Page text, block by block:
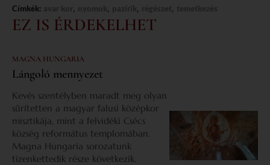
Címkék: , , , ,
EZ IS ÉRDEKELHET
MAGNA HUNGARIA
Lángoló mennyezet
Kevés szentélyben maradt meg olyan
sűrítetten a magyar falusi középkor
misztikája, mint a felvidéki Csécs
község református templomában.
Magna Hungaria sorozatunk
tizenkettedik része következik.